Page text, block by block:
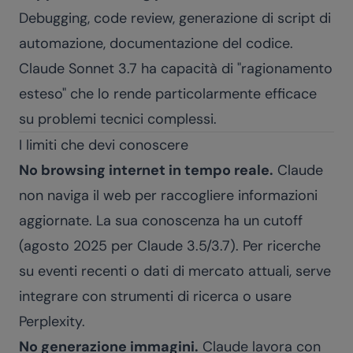
Debugging, code review, generazione di script di
automazione, documentazione del codice.
Claude Sonnet 3.7 ha capacità di "ragionamento
esteso" che lo rende particolarmente efficace
su problemi tecnici complessi.
I limiti che devi conoscere
No browsing internet in tempo reale. Claude
non naviga il web per raccogliere informazioni
aggiornate. La sua conoscenza ha un cutoff
(agosto 2025 per Claude 3.5/3.7). Per ricerche
su eventi recenti o dati di mercato attuali, serve
integrare con strumenti di ricerca o usare
Perplexity.
No generazione immagini. Claude lavora con